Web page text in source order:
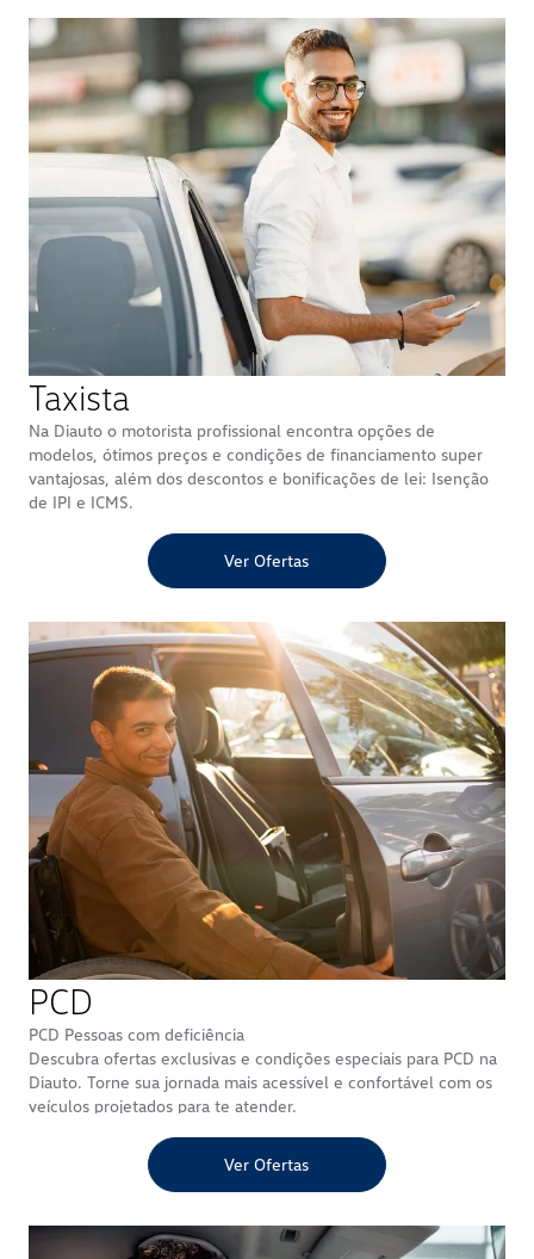
estoque a pronta entrega utilizando sua carta bônus
Volkswagen. Consulte-nos para mais informações.
Somos a melhor concessionária em atendimento da Grande
São Paulo. Venha e comprove!
Nossos vendedores estão prontos pra te atender e fornecer
todas as informações sobre a compra do seu novo Volkswagen.
* Empregados, Aposentados e Prestadores de Serviços interno
da Volkswagen do Brasil, tem direito de adquirir 3 (três)
veículos a cada 365 ( trezentos e sessenta e cinco
) dias. Para as
demais empresas do Grupo Volkswagen (Volkswagen Serviços
Financeiros, MAN, Scania, Audi, Porsche Consulting, Ducati do
Brasil e Celan), seus empregados são elegíveis à aquisição de 1
(um) veículo a cada 180 (cento e oitenta) dias.
Taxista
Na Diauto o motorista profissional encontra opções de
modelos, ótimos preços e condições de financiamento super
vantajosas, além dos descontos e bonificações de lei: Isenção
de IPI e ICMS.
Ver Ofertas
PCD
PCD Pessoas com deficiência
Descubra ofertas exclusivas e condições especiais para PCD na
Diauto. Torne sua jornada mais acessível e confortável com os
veículos projetados para te atender.
Ver Ofertas